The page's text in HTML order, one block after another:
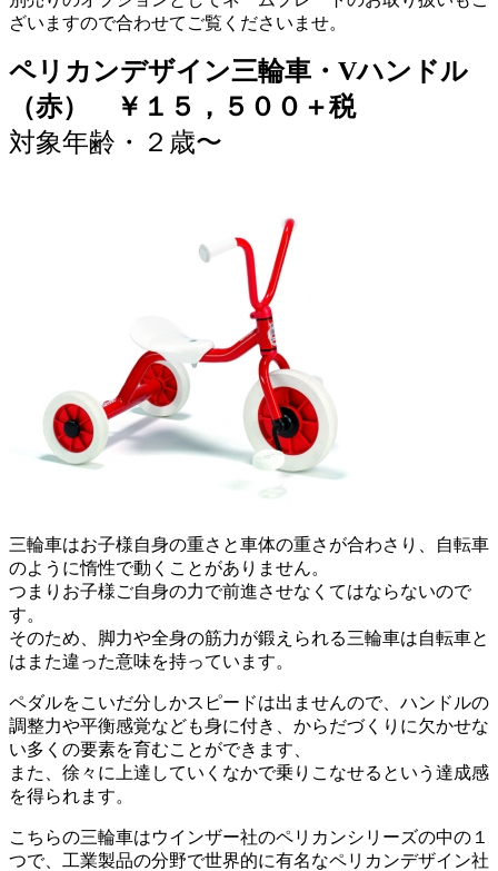
ざいますので合わせてご覧くださいませ。
ペリカンデザイン三輪車・Vハンドル
（赤） ￥１５，５００＋税
対象年齢・２歳〜
三輪車はお子様自身の重さと車体の重さが合わさり、自転車
のように惰性で動くことがありません。
つまりお子様ご自身の力で前進させなくてはならないので
す。
そのため、脚力や全身の筋力が鍛えられる三輪車は自転車と
はまた違った意味を持っています。
ペダルをこいだ分しかスピードは出ませんので、ハンドルの
調整力や平衡感覚なども身に付き、からだづくりに欠かせな
い多くの要素を育むことができます、
また、徐々に上達していくなかで乗りこなせるという達成感
を得られます。
こちらの三輪車はウインザー社のペリカンシリーズの中の１
つで、工業製品の分野で世界的に有名なペリカンデザイン社